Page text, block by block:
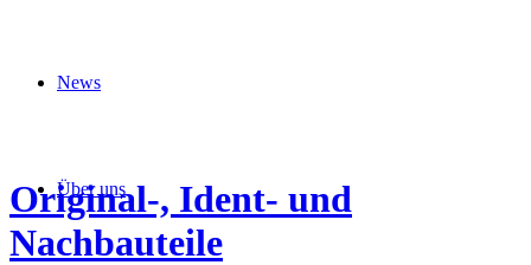
News
Über uns
Original-, Ident- und
Nachbauteile